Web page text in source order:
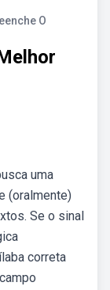
O
uma
(oralmente)
Se o sinal
correta